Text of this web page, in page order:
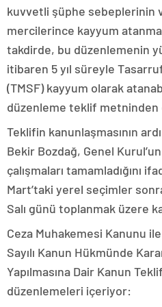
kuvvetli şüphe sebeplerinin
mercilerince kayyum
takdirde, bu düzenlemenin
itibaren 5 yıl süreyle
(TMSF) kayyum olarak
düzenleme teklif metninden
Teklifin kanunlaşmasının
Bekir Bozdağ, Genel
çalışmaları tamamladığını
Mart’taki yerel seçimler
Salı günü toplanmak üzere
Ceza Muhakemesi Kanunu
Sayılı Kanun Hükmünde
Yapılmasına Dair Kanun
düzenlemeleri içeriyor: